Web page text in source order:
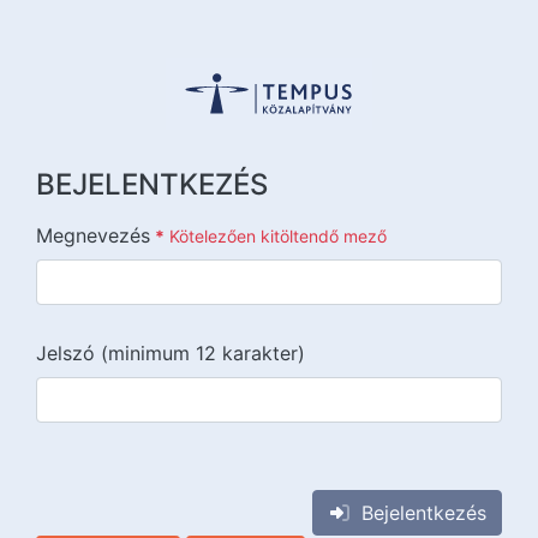
BEJELENTKEZÉS
Megnevezés * Kötelezően kitöltendő mező
Jelszó (minimum 12 karakter)
Bejelentkezés